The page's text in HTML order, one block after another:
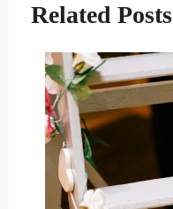
Related Posts